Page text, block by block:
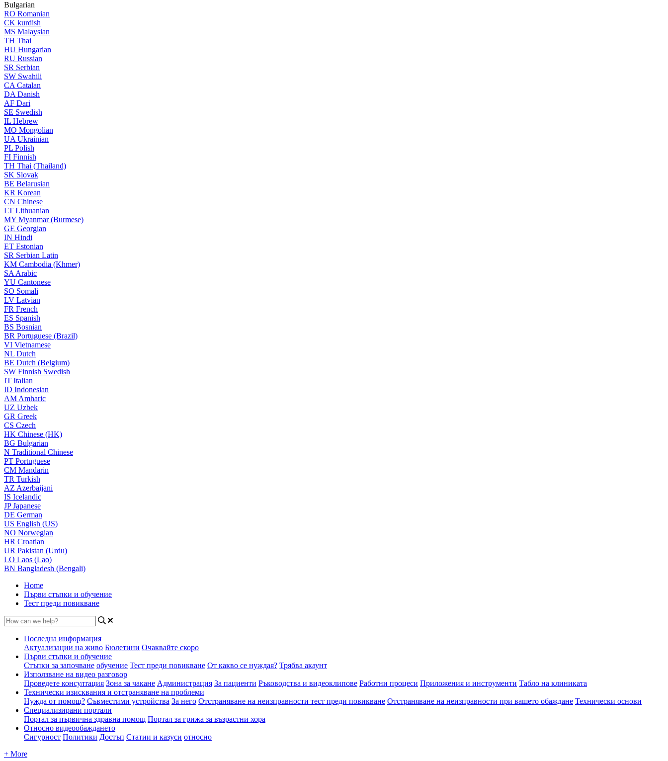
Bulgarian
RO Romanian
CK kurdish
MS Malaysian
TH Thai
HU Hungarian
RU Russian
SR Serbian
SW Swahili
CA Catalan
DA Danish
AF Dari
SE Swedish
IL Hebrew
MO Mongolian
UA Ukrainian
PL Polish
FI Finnish
TH Thai (Thailand)
SK Slovak
BE Belarusian
KR Korean
CN Chinese
LT Lithuanian
MY Myanmar (Burmese)
GE Georgian
IN Hindi
ET Estonian
SR Serbian Latin
KM Cambodia (Khmer)
SA Arabic
YU Cantonese
SO Somali
LV Latvian
FR French
ES Spanish
BS Bosnian
BR Portuguese (Brazil)
VI Vietnamese
NL Dutch
BE Dutch (Belgium)
SW Finnish Swedish
IT Italian
ID Indonesian
AM Amharic
UZ Uzbek
GR Greek
CS Czech
HK Chinese (HK)
BG Bulgarian
N Traditional Chinese
PT Portuguese
CM Mandarin
TR Turkish
AZ Azerbaijani
IS Icelandic
JPJapanese
DE German
US English (US)
NO Norwegian
HR Croatian
UR Pakistan (Urdu)
LO Laos (Lao)
BN Bangladesh (Bengali)
Home
Първи стъпки и обучение
Тест преди повикване
Последна информация
Актуализации на живо Бюлетини Очаквайте скоро
Първи стъпки и обучение
Стъпки за започване обучение Тест преди повикване От какво се нуждая? Трябва акаунт
Използване на видео разговор
Проведете консултация Зона за чакане Администрация За пациенти Ръководства и видеоклипове Работни процеси Приложения и инструменти Табло на клиниката
Технически изисквания и отстраняване на проблеми
Нужда от помощ? Съвместими устройства За него Отстраняване на неизправности тест преди повикване Отстраняване на неизправности при вашето обаждане Технически основи
Специализирани портали
Портал за първична здравна помощ Портал за грижа за възрастни хора
Относно видеообаждането
Сигурност Политики Достъп Статии и казуси относно
+ More